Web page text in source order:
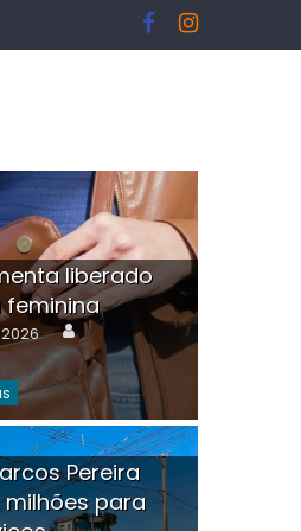
é
liberado
Author
Pereira
milhões para